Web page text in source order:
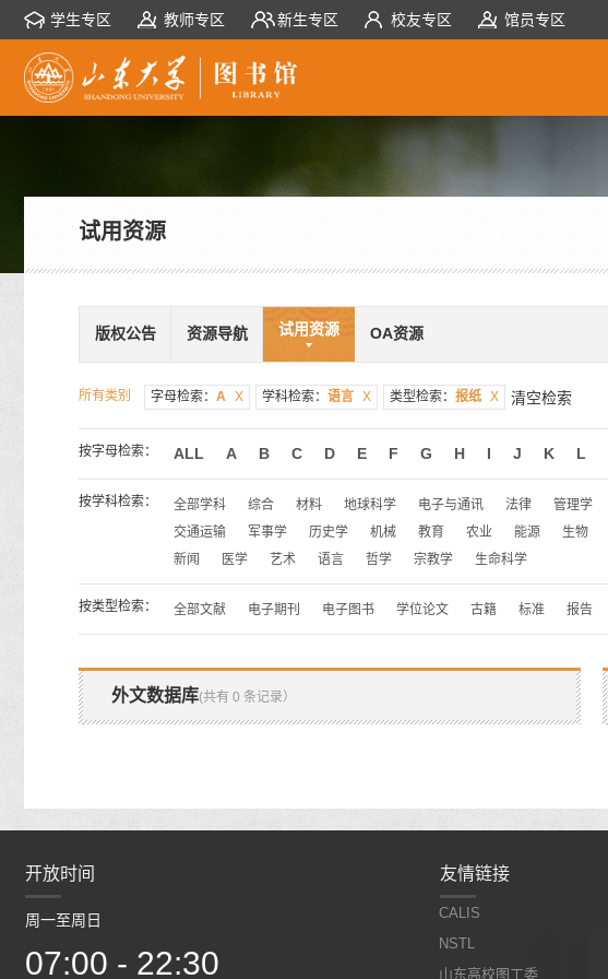
学生专区 教师专区 新生专区 校友专区 馆员专区
试用资源
版权公告 资源导航 试用资源 OA资源
所有类别 字母检索： A X 学科检索： 语言 X 类型检索： 报纸 X 清空检索
按字母检索： ALL A B C D E F G H I J K L
按学科检索： 全部学科 综合 材料 地球科学 电子与通讯 法律 管理学
交通运输
军事学 历史学 机械 教育 农业 能源 生物
新闻
医学 艺术 语言 哲学 宗教学 生命科学
按类型检索： 全部文献 电子期刊 电子图书 学位论文 古籍 标准 报告
外文数据库(共有 0 条记录）
开放时间
周一至周日
07:00 - 22:30 07:00 - 22:30
友情链接
CALIS
NSTL
山东高校图工委